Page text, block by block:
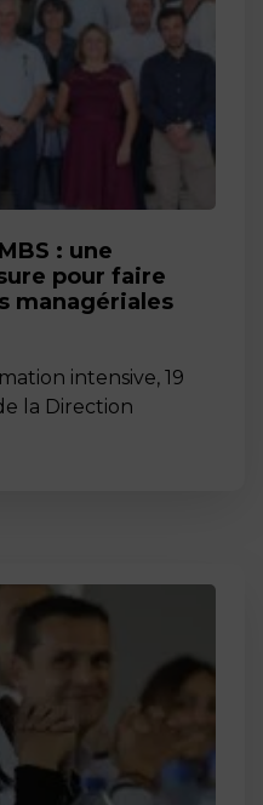
: une
pour faire
managériales
intensive, 19
la Direction